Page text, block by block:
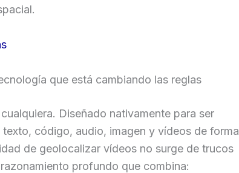
que está cambiando las reglas
Diseñado nativamente para ser
código, audio, imagen y vídeos de forma
de geolocalizar vídeos no surge de trucos
profundo que combina: